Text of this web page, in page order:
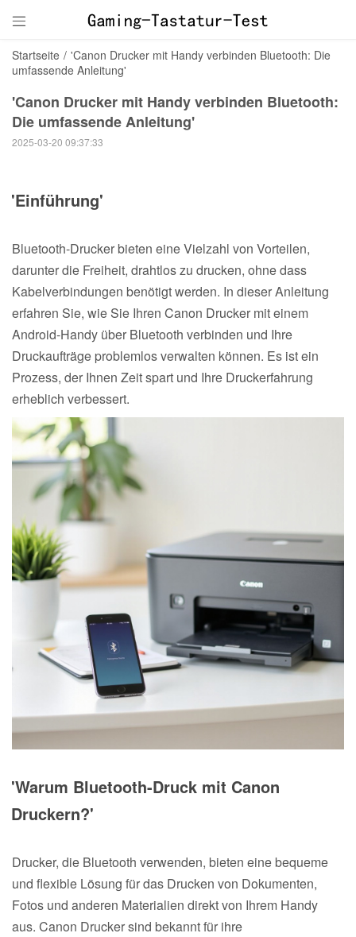

Startseite / 'Canon Drucker mit Handy verbinden Bluetooth: Die
umfassende Anleitung'
'Canon Drucker mit Handy verbinden Bluetooth:
Die umfassende Anleitung'
2025-03-20 09:37:33
'Einführung'
Bluetooth-Drucker bieten eine Vielzahl von Vorteilen,
darunter die Freiheit, drahtlos zu drucken, ohne dass
Kabelverbindungen benötigt werden. In dieser Anleitung
erfahren Sie, wie Sie Ihren Canon Drucker mit einem
Android-Handy über Bluetooth verbinden und Ihre
Druckaufträge problemlos verwalten können. Es ist ein
Prozess, der Ihnen Zeit spart und Ihre Druckerfahrung
erheblich verbessert.
'Warum Bluetooth-Druck mit Canon
Druckern?'
Drucker, die Bluetooth verwenden, bieten eine bequeme
und flexible Lösung für das Drucken von Dokumenten,
Fotos und anderen Materialien direkt von Ihrem Handy
aus. Canon Drucker sind bekannt für ihre